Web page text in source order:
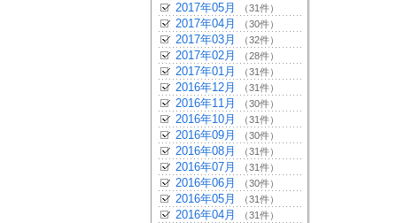
2017年05月 （31件）
2017年04月 （30件）
2017年03月 （32件）
2017年02月 （28件）
2017年01月 （31件）
2016年12月 （31件）
2016年11月 （30件）
2016年10月 （31件）
2016年09月 （30件）
2016年08月 （31件）
2016年07月 （31件）
2016年06月 （30件）
2016年05月 （31件）
2016年04月 （31件）